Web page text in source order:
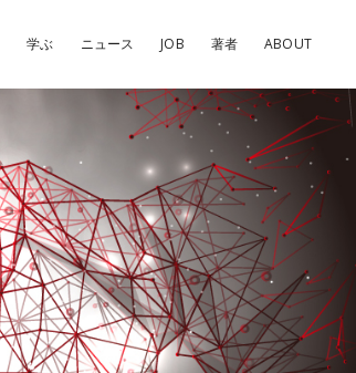
学ぶ ニュース JOB 著者 ABOUT